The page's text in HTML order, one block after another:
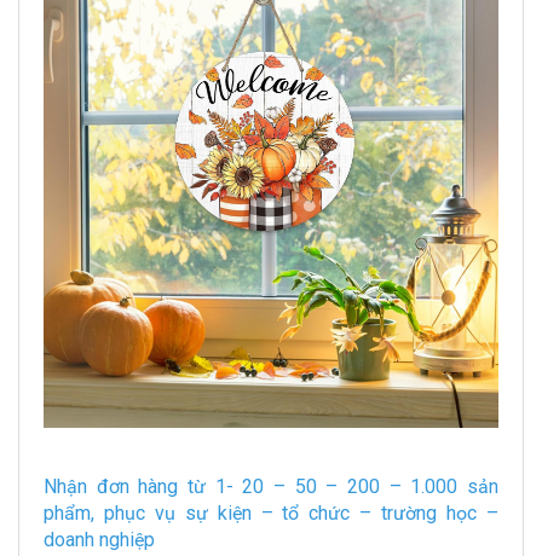
Nhận đơn hàng từ 1- 20 – 50 – 200 – 1.000 sản
phẩm, phục vụ sự kiện – tổ chức – trường học –
doanh nghiệp